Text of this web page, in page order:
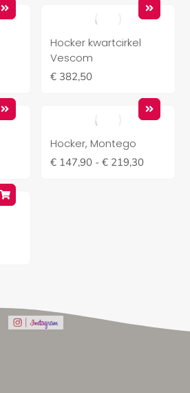
Hocker kwartcirkel
Vescom
€ 382,50
Hocker, Montego
€ 147,90 - € 219,30